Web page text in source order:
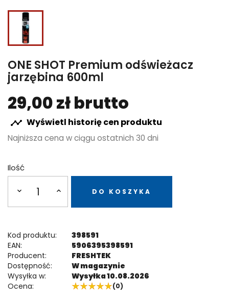
ONE SHOT Premium odświeżacz
jarzębina 600ml
29,00 zł brutto
 Wyświetl historię cen produktu
Najniższa cena w ciągu ostatnich 30 dni
Ilość
DO KOSZYKA
Kod produktu:
EAN:
Producent:
Dostępność:
Wysyłka w:
Ocena:
398591
5906395398591
FRESHTEK
W magazynie
Wysyłka 10.08.2026
(0)